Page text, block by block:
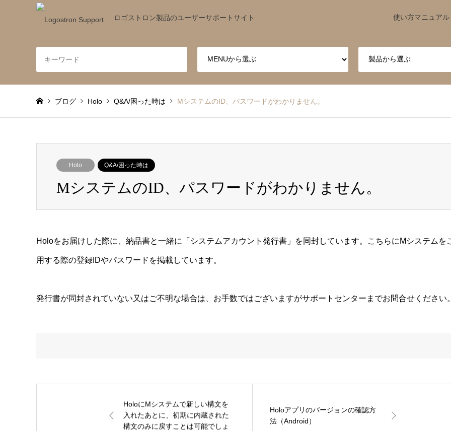
ロゴストロン製品のユーザーサポートサイト 使い方マニュアル
ブログ Holo Q&A/困った時は MシステムのID、パスワードがわかりません。
Holo Q&A/困った時は
MシステムのID、パスワードがわかりません。
Holoをお届けした際に、納品書と一緒に「システムアカウント発行書」を同封しています。こちらにMシステムを
用する際の登録IDやパスワードを掲載しています。
発行書が同封されていない又はご不明な場合は、お手数ではございますがサポートセンターまでお問合せください
HoloにMシステムで新しい構文を
入れたあとに、初期に内蔵された
構文のみに戻すことは可能でしょ
Holoアプリのバージョンの確認方
法（Android）